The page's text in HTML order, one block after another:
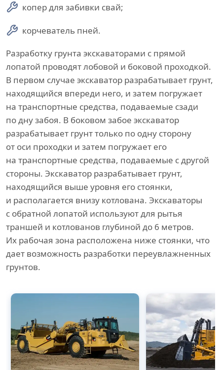
копер для забивки свай;
корчеватель пней.
Разработку грунта экскаваторами с прямой
лопатой проводят лобовой и боковой проходкой.
В первом случае экскаватор разрабатывает грунт,
находящийся впереди него, и затем погружает
на транспортные средства, подаваемые сзади
по дну забоя. В боковом забое экскаватор
разрабатывает грунт только по одну сторону
от оси проходки и затем погружает его
на транспортные средства, подаваемые с другой
стороны. Экскаватор разрабатывает грунт,
находящийся выше уровня его стоянки,
и располагается внизу котлована. Экскаваторы
с обратной лопатой используют для рытья
траншей и котлованов глубиной до 6 метров.
Их рабочая зона расположена ниже стоянки, что
дает возможность разработки переувлажненных
грунтов.